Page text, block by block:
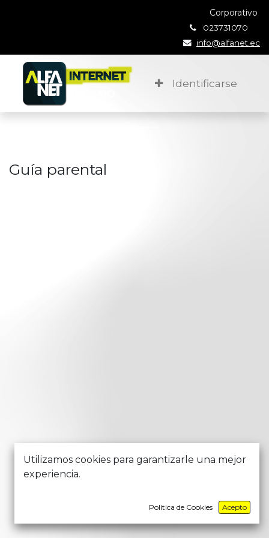
Corporativo
023731070
info@alfanet.ec
Identificarse
Guía parental
Utilizamos cookies para garantizarle una mejor
experiencia.
Política de Cookies Acepto